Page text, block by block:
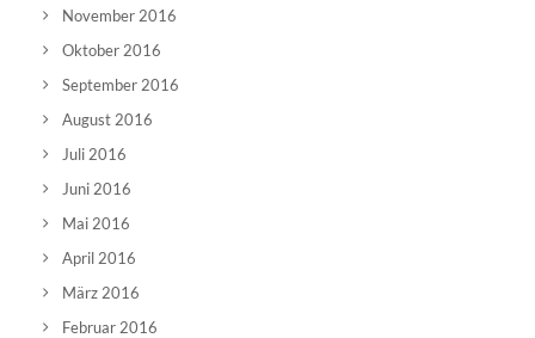
November 2016
Oktober 2016
September 2016
August 2016
Juli 2016
Juni 2016
Mai 2016
April 2016
März 2016
Februar 2016